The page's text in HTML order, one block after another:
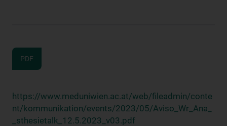
PDF
https://www.meduniwien.ac.at/web/fileadmin/conte
nt/kommunikation/events/2023/05/Aviso_Wr_Ana_
_sthesietalk_12.5.2023_v03.pdf